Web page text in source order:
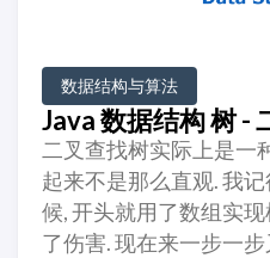
数据结构与算法
Java 数据结构 树 -
二叉查找树实际上是一
起来不是那么直观. 我
候, 开头就用了数组实
了伤害. 现在来一步一